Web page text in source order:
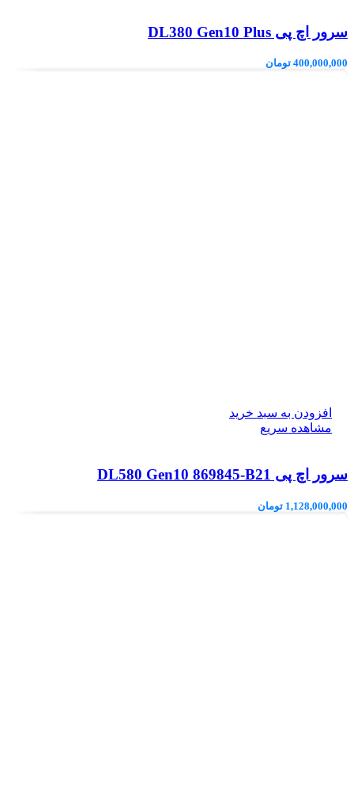
سرور اچ پی DL380 Gen10 Plus
400,000,000 تومان
افزودن به سبد خرید
مشاهده سریع
سرور اچ پی DL580 Gen10 869845-B21
1,128,000,000 تومان